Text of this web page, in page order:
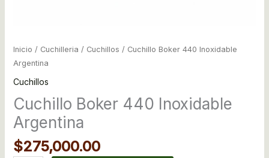
Inicio / Cuchilleria / Cuchillos / Cuchillo Boker 440 Inoxidable
Argentina
Cuchillos
Cuchillo Boker 440 Inoxidable
Argentina
$275,000.00